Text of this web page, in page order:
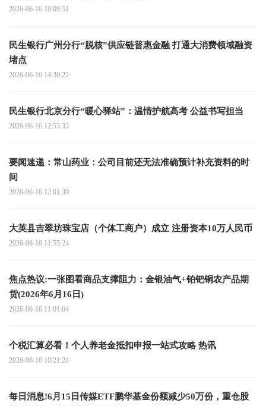
2026-06-16 16:09:51
民生银行广州分行“脱核”供应链普惠金融 打通大消费领域融资
堵点
2026-06-16 14:30:22
民生银行北京分行“暖心驿站”：温情护航高考 公益书写担当
2026-06-16 12:55:33
要闻速递：常山药业：公司目前还无法准确预计补充资料的时
间
2026-06-16 12:01:39
大英县吉翠坊珠宝店（个体工商户）成立 注册资本10万人民币
2026-06-16 11:55:24
焦点热议:一张图看商品支撑阻力：金银油气+铂钯铜农产品期
货(2026年6月16日)
2026-06-16 11:01:04
个税汇算必看！个人养老金抵扣申报一站式攻略 热讯
2026-06-16 10:21:24
每日消息!6月15日传媒ETF鹏华基金份额减少50万份，重仓股